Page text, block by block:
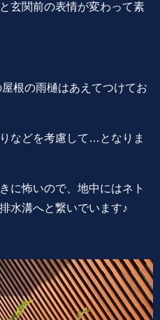
玄関前の表情が変わって素
根の雨樋はあえてつけてお
などを考慮して…となりま
に怖いので、地中にはネト
水溝へと繋いでいます♪